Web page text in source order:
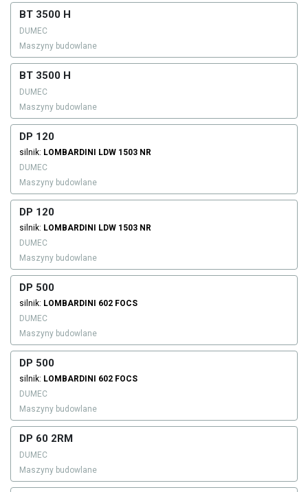
BT 3500 H
DUMEC
Maszyny budowlane
BT 3500 H
DUMEC
Maszyny budowlane
DP 120
silnik: LOMBARDINI LDW 1503 NR
DUMEC
Maszyny budowlane
DP 120
silnik: LOMBARDINI LDW 1503 NR
DUMEC
Maszyny budowlane
DP 500
silnik: LOMBARDINI 602 FOCS
DUMEC
Maszyny budowlane
DP 500
silnik: LOMBARDINI 602 FOCS
DUMEC
Maszyny budowlane
DP 60 2RM
DUMEC
Maszyny budowlane